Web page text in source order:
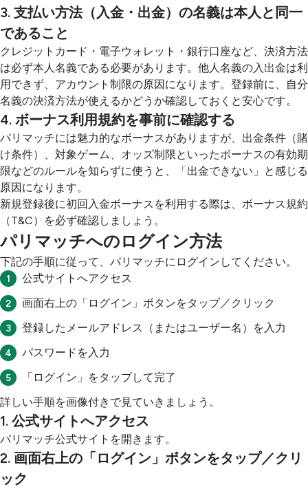
3. 支払い方法（入金・出金）の名義は本人と同一
であること
クレジットカード・電子ウォレット・銀行口座など、決済方法
は必ず本人名義である必要があります。他人名義の入出金は利
用できず、アカウント制限の原因になります。登録前に、自分
名義の決済方法が使えるかどうか確認しておくと安心です。
4. ボーナス利用規約を事前に確認する
パリマッチには魅力的なボーナスがありますが、出金条件（賭
け条件）、対象ゲーム、オッズ制限といったボーナスの有効期
限などのルールを知らずに使うと、「出金できない」と感じる
原因になります。
新規登録後に初回入金ボーナスを利用する際は、ボーナス規約
（T&C）を必ず確認しましょう。
パリマッチへのログイン方法
下記の手順に従って、パリマッチにログインしてください。
公式サイトへアクセス
画面右上の「ログイン」ボタンをタップ／クリック
登録したメールアドレス（またはユーザー名）を入力
パスワードを入力
「ログイン」をタップして完了
詳しい手順を画像付きで見ていきましょう。
1. 公式サイトへアクセス
パリマッチ公式サイトを開きます。
2. 画面右上の「ログイン」ボタンをタップ／クリ
ック